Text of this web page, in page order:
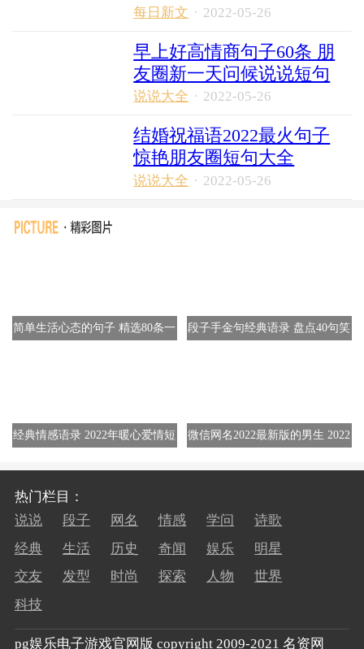
每日新文 · 2022-05-26
早上好高情商句子60条 朋
友圈新一天问候说说短句
说说大全 · 2022-05-26
结婚祝福语2022最火句子
惊艳朋友圈短句大全
说说大全 · 2022-05-26
简单生活心态的句子 精选80条一
段子手金句经典语录 盘点40句笑
经典情感语录 2022年暖心爱情短
微信网名2022最新版的男生 2022
热门栏目：
说说
段子 网名 情感 学问
诗歌
经典
生活 历史 奇闻 娱乐
明星
交友
发型 时尚 探索 人物
世界
科技
pg娱乐电子游戏官网版 copyright 2009-2021 名资网